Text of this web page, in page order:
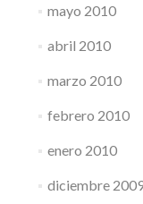
mayo 2010
abril 2010
marzo 2010
febrero 2010
enero 2010
diciembre